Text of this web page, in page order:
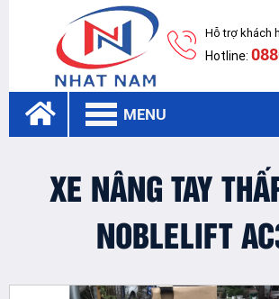
Hỗ trợ khách
Hotline:
MENU
XE NÂNG TAY
NOBLELIFT